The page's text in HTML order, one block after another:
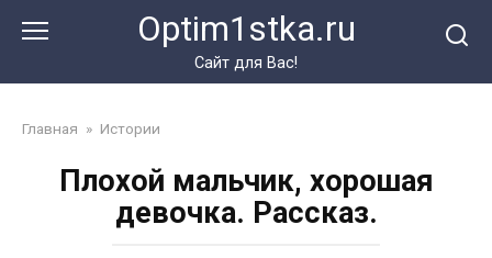
Optim1stka.ru
Сайт для Вас!
Главная » Истории
Плохой мальчик, хорошая
девочка. Рассказ.